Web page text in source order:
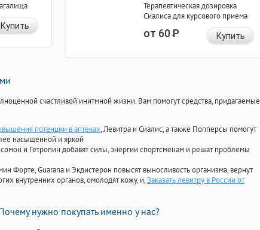
Купить
Терапевтическая дозировка
Сиалиса для курсового приема
от 60Р Купить
счастливой инитмной жизни. Вам помогут средства, придагаемые
потенции в аптеках, Левитра и Сиалис, а также Попперсы помогут
насыщенной и яркой
и Гетропин добавят силы, энергии спортсменам и решат проблемы
Форте, Guarana и Экдистерон повысят выносливость организма, вернут
внутренних органов, омолодят кожу, и,Заказать левитру в России от
нужно покупать именно у нас?